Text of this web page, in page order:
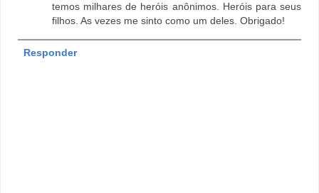
temos milhares de heróis anônimos. Heróis para seus
filhos. As vezes me sinto como um deles. Obrigado!
Responder